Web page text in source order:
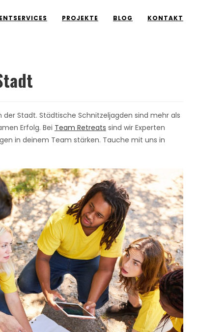
PROJEKTE BLOG KONTAKT
Stadt. Städtische Schnitzeljagden sind mehr als
Erfolg. Bei Team Retreats sind wir Experten
in deinem Team stärken. Tauche mit uns in